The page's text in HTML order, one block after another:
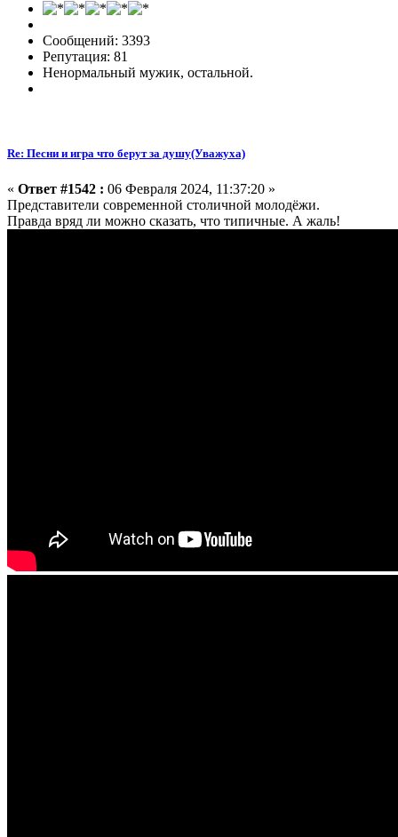
Сообщений: 3393
Репутация: 81
Ненормальный мужик, остальной.
Re: Песни и игра что берут за душу(Уважуха)
« Ответ #1542 : 06 Февраля 2024, 11:37:20 »
Представители современной столичной молодёжи.
Правда вряд ли можно сказать, что типичные. А жаль!